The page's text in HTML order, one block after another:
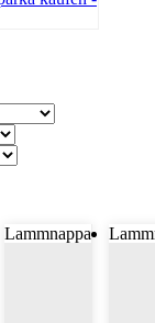
Lammnappa